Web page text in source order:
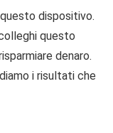
dispositivo.
questo
denaro.
i risultati che